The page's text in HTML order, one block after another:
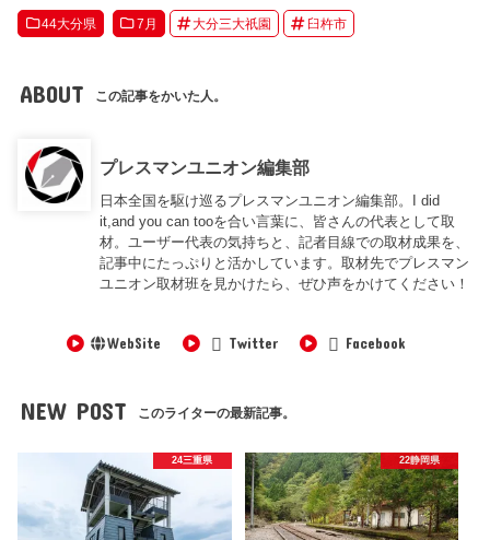
44大分県 7月 大分三大祇園 臼杵市
ABOUT この記事をかいた人。
プレスマンユニオン編集部
日本全国を駆け巡るプレスマンユニオン編集部。I did
it,and you can tooを合い言葉に、皆さんの代表として取
材。ユーザー代表の気持ちと、記者目線での取材成果を、
記事中にたっぷりと活かしています。取材先でプレスマン
ユニオン取材班を見かけたら、ぜひ声をかけてください！
WebSite Twitter Facebook
NEW POST このライターの最新記事。
24三重県 22静岡県